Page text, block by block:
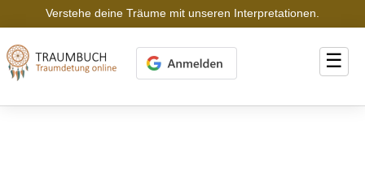
Verstehe deine Träume mit unseren Interpretationen.
☰